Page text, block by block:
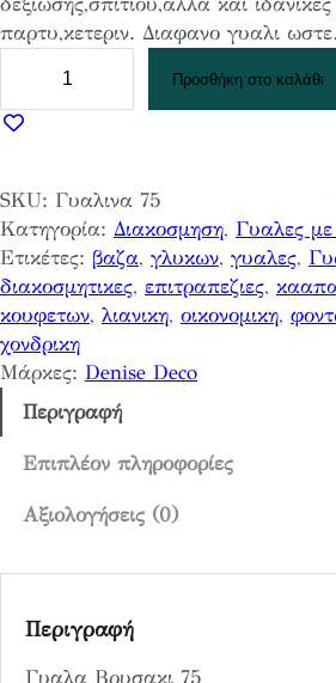
παρτυ,κετεριν. Διαφανο γυαλι
α
Β
ρ
υ
σ
α
κ
ι
5
τ
Προσθήκη στο καλάθι
SKU: Γυαλινα 75
Κατηγορία: Διακοσμηση, Γυαλες
Ετικέτες: βαζα, γλυκων, γυαλες,
διακοσμητικες, επιτραπεζιες,
κουφετων, λιανικη, οικονομικη,
χονδρικη
Μάρκες: Denise Deco
Περιγραφή
Επιπλέον πληροφορίες
Αξιολογήσεις (0)
Περιγραφή
Γυαλα Βρυσακι 75